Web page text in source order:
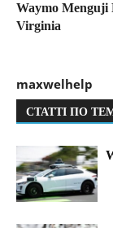
Waymo Menguji
Virginia
maxwelhelp
СТАТТІ ПО